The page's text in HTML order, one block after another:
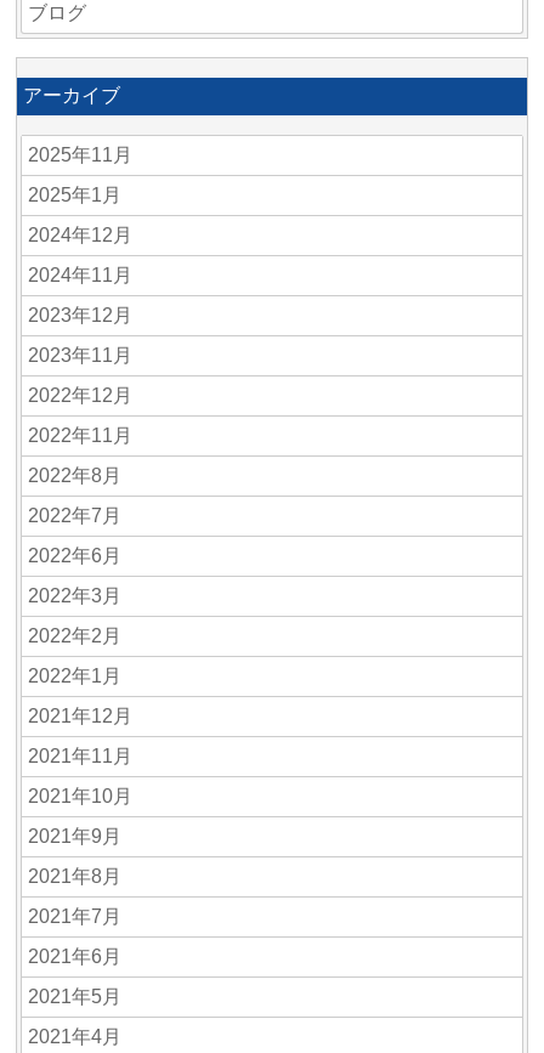
ブログ
アーカイブ
2025年11月
2025年1月
2024年12月
2024年11月
2023年12月
2023年11月
2022年12月
2022年11月
2022年8月
2022年7月
2022年6月
2022年3月
2022年2月
2022年1月
2021年12月
2021年11月
2021年10月
2021年9月
2021年8月
2021年7月
2021年6月
2021年5月
2021年4月